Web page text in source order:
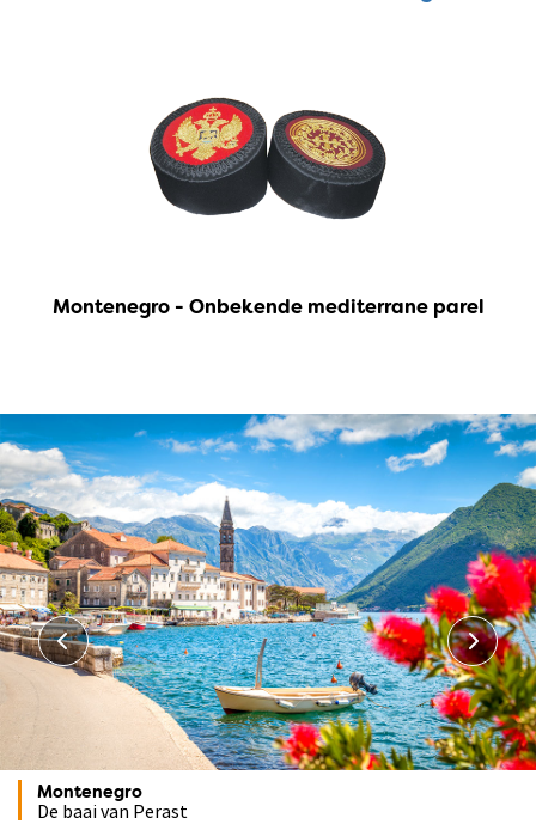
Montenegro - Onbekende mediterrane parel
Montenegro
De baai van Perast